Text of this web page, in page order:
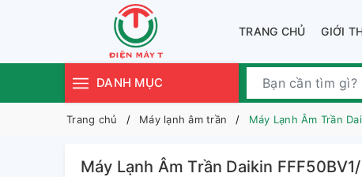
TRANG CHỦ GIỚI
DANH MỤC
Trang chủ Máy lạnh âm trần Máy Lạnh Âm Trần
Máy Lạnh Âm Trần Daikin